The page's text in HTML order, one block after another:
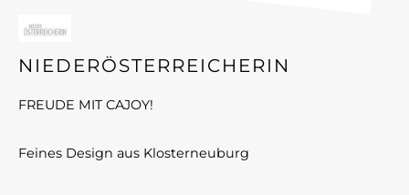
NIEDERÖSTERREICHERIN
FREUDE MIT CAJOY!
Feines Design aus Klosterneuburg